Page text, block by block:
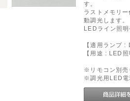
す。
ラストメモリ
動調光します。
LEDライン照
【適用ランプ
【用途 : LED
※リモコン別売
※調光用LED電